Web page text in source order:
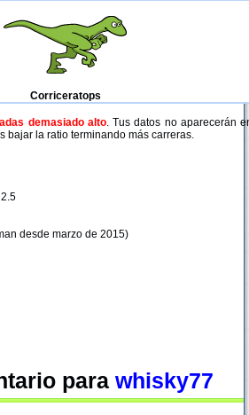
Corriceratops
demasiado alto. Tus datos no aparecerán
bajar la ratio terminando más carreras.
2.5
desde marzo de 2015)
para whisky77